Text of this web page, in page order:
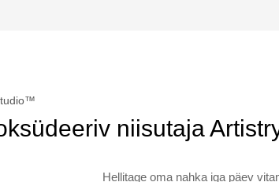
niisutaja
Hellitage oma nahka iga päev